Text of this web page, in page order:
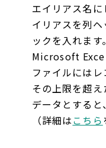
エイリアス名
イリアスを列
ックを入れます。
Microsoft
ファイルにはレ
その上限を超
データとすると
（詳細はこちら